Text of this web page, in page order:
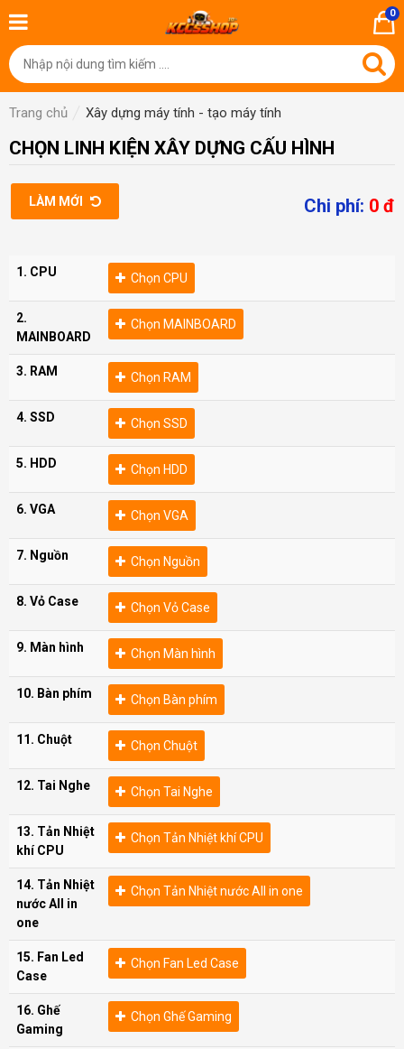
0
Trang chủ Xây dựng máy tính - tạo máy tính
CHỌN LINH KIỆN XÂY DỰNG CẤU HÌNH
LÀM MỚI Chi phí: 0 đ
1. CPU Chọn CPU
2.
MAINBOARD
Chọn MAINBOARD
3. RAM Chọn RAM
4. SSD Chọn SSD
5. HDD Chọn HDD
6. VGA Chọn VGA
7. Nguồn Chọn Nguồn
8. Vỏ Case Chọn Vỏ Case
9. Màn hình Chọn Màn hình
10. Bàn phím Chọn Bàn phím
11. Chuột Chọn Chuột
12. Tai Nghe Chọn Tai Nghe
13. Tản Nhiệt
khí CPU
Chọn Tản Nhiệt khí CPU
14. Tản Nhiệt
nước All in
one
Chọn Tản Nhiệt nước All in one
15. Fan Led
Case
Chọn Fan Led Case
16. Ghế
Gaming
Chọn Ghế Gaming